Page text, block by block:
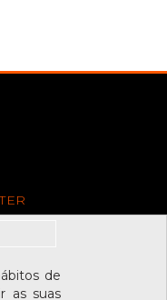
de
as suas